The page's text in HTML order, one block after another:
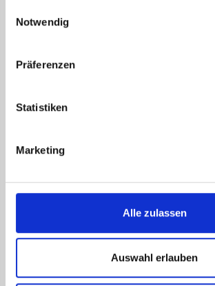
Notwendig
Präferenzen
Statistiken
Marketing
Alle zulassen
Auswahl erlauben
DICHTUNG) ART.-NR. 36714
34,93€inkl. MwSt.